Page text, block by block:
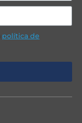
política de